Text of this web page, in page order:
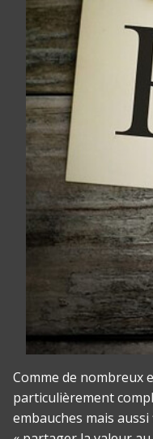
Comme de nombreux
particulièrement
embauches mais